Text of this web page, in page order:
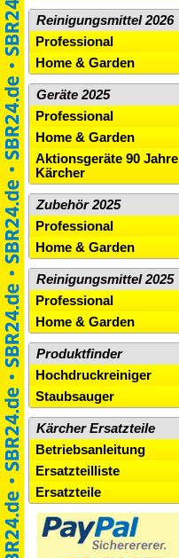
Reinigungsmittel 2026
Professional
Home & Garden
Geräte 2025
Professional
Home & Garden
Aktionsgeräte 90 Jahre
Kärcher
Zubehör 2025
Professional
Home & Garden
Reinigungsmittel 2025
Professional
Home & Garden
Produktfinder
Hochdruckreiniger
Staubsauger
Kärcher Ersatzteile
Betriebsanleitung
Ersatzteilliste
Ersatzteile